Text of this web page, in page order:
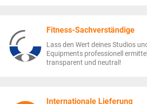
Fitness-Sachverständige
Lass den Wert deines Studios
Equipments professionell
transparent und neutral!
Internationale Lieferung